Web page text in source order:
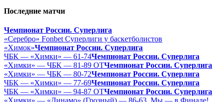
Последние матчи
Чемпионат России. Суперлига
«Серебро» Fonbet Суперлиги у баскетболистов
«Химок»Чемпионат России. Суперлига
ЧБК — «Химки» — 61-74Чемпионат России. Суперлига
«Химки» — ЧБК — 81-89 ОТЧемпионат России. Суперлига
«Химки» — ЧБК — 80-72Чемпионат России. Суперлига
ЧБК — «Химки» — 77-69Чемпионат России. Суперлига
ЧБК — «Химки» — 94-87 ОТЧемпионат России. Суперлига
«Химки» — «Динамо» (Грозный) — 86-63. Мы — в Финале!